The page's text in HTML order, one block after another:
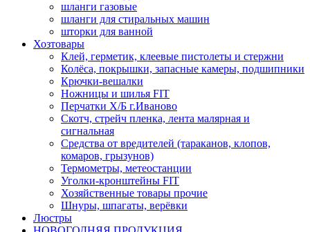
шланги газовые
шланги для стиральных машин
шторки для ванной
Хозтовары
Клей, герметик, клеевые пистолеты и стержни
Колёса, покрышки, запасные камеры, подшипники
Крючки-вешалки
Ножницы и шилья FIT
Перчатки Х/Б г.Иваново
Скотч, стрейч пленка, лента малярная и
сигнальная
Средства от вредителей (тараканов, клопов,
комаров, грызунов)
Термометры, метеостанции
Уголки-кронштейны FIT
Хозяйственные товары прочие
Шнуры, шпагаты, верёвки
Люстры